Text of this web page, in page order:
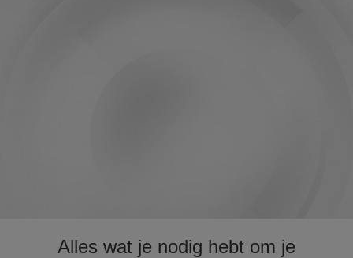
Alles wat je nodig hebt om je